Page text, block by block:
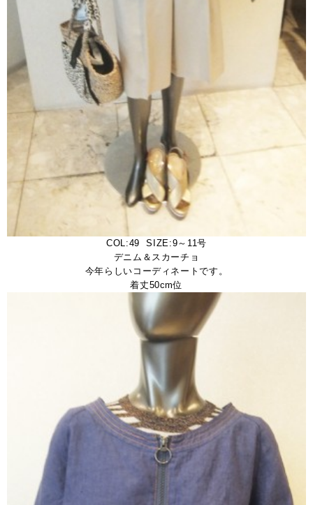
COL:49 SIZE:9～11号
デニム＆スカーチョ
今年らしいコーディネートです。
着丈50cm位